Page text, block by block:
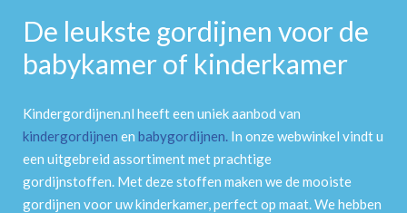
De leukste gordijnen voor de
babykamer of kinderkamer
Kindergordijnen.nl heeft een uniek aanbod van
kindergordijnen en babygordijnen. In onze webwinkel vindt u
een uitgebreid assortiment met prachtige
gordijnstoffen. Met deze stoffen maken we de mooiste
gordijnen voor uw kinderkamer, perfect op maat. We hebben